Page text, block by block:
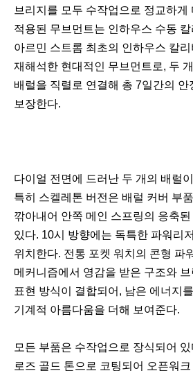
브리지를 모두 수작업으로 정교하게
적용된 무브먼트는 인하우스 수동
아르민 스트롬 최초의 인하우스 칼
재해석한 현대적인 무브먼트로, 두
배럴을 직렬로 연결해 총 7일간의
보장한다.
다이얼 전면에 드러난 두 개의 배럴
특히 스켈레톤 버전은 배럴 커버 부
깎아내어 안쪽 메인 스프링의 응축
있다. 10시 방향에는 독특한 파워리
위치한다. 전통 포켓 워치의 콘형 파
메커니즘에서 영감을 받은 구조와
표현 방식이 결합되어, 남은 에너지
기계적 아름다움을 더해 보여준다.
모든 부품은 수작업으로 장식되어
로즈 골드 톤으로 코팅되어 오픈워